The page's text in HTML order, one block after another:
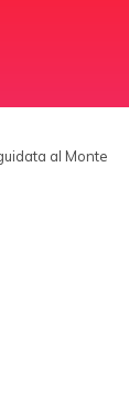
al Monte